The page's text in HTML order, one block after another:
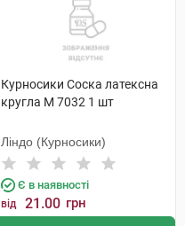
Курносики Соска латексна
кругла M 7032 1 шт
Ліндо (Курносики)
Є в наявності
від 21.00 грн